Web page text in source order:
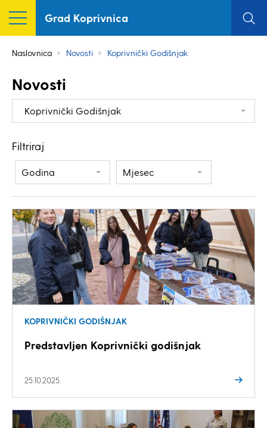
Grad Koprivnica
Naslovnica Novosti Koprivnički Godišnjak
Novosti
Koprivnički Godišnjak
Filtriraj
Godina Mjesec
KOPRIVNIČKI GODIŠNJAK
Predstavljen Koprivnički godišnjak
25.10.2025.